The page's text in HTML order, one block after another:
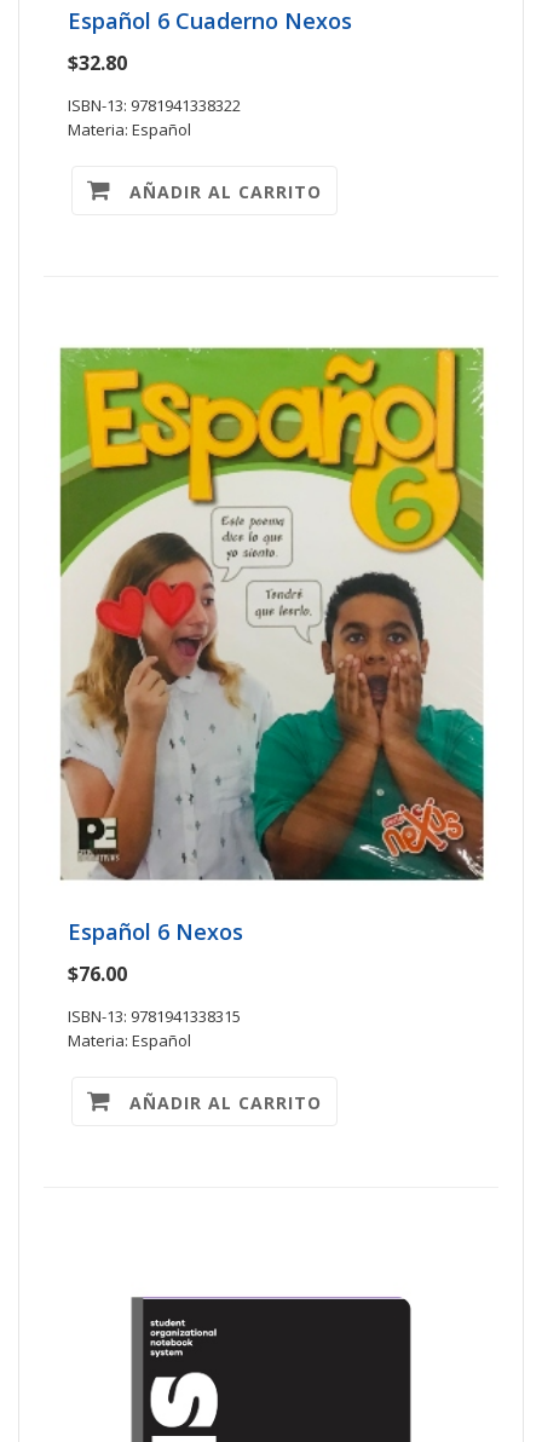
Español 6 Cuaderno Nexos
$32.80
ISBN-13: 9781941338322
Materia: Español
AÑADIR AL CARRITO
Español 6 Nexos
$76.00
ISBN-13: 9781941338315
Materia: Español
AÑADIR AL CARRITO